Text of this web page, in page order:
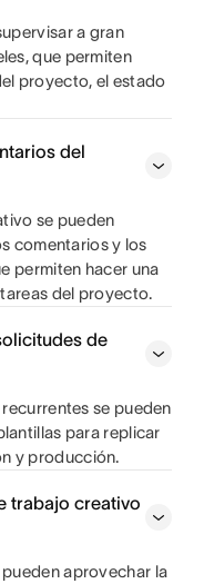
a gran
que permiten
proyecto, el estado
del
se pueden
comentarios y los
permiten hacer una
del proyecto.
de
se pueden
para replicar
y producción.
trabajo creativo
aprovechar la